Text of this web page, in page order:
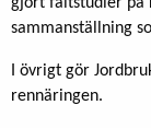
sammanställning
I övrigt gör
rennäringen.